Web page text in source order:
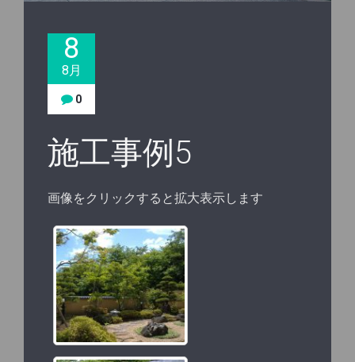
8
8月
0
施工事例5
画像をクリックすると拡大表示します